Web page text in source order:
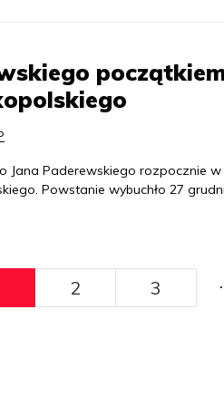
Jana Paderewskiego rozpocznie
Powstanie wybuchło 27
2 3